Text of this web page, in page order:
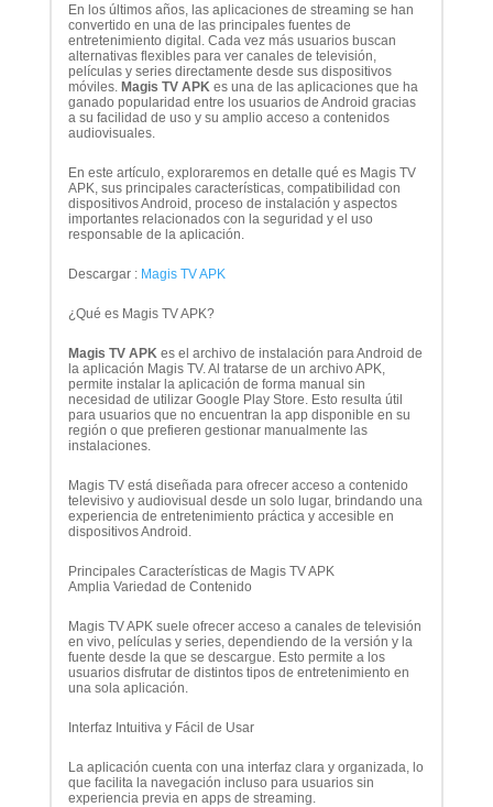
En los últimos años, las aplicaciones de streaming se han
convertido en una de las principales fuentes de
entretenimiento digital. Cada vez más usuarios buscan
alternativas flexibles para ver canales de televisión,
películas y series directamente desde sus dispositivos
móviles. Magis TV APK es una de las aplicaciones que ha
ganado popularidad entre los usuarios de Android gracias
a su facilidad de uso y su amplio acceso a contenidos
audiovisuales.
En este artículo, exploraremos en detalle qué es Magis TV
APK, sus principales características, compatibilidad con
dispositivos Android, proceso de instalación y aspectos
importantes relacionados con la seguridad y el uso
responsable de la aplicación.
Descargar : Magis TV APK
¿Qué es Magis TV APK?
Magis TV APK es el archivo de instalación para Android de
la aplicación Magis TV. Al tratarse de un archivo APK,
permite instalar la aplicación de forma manual sin
necesidad de utilizar Google Play Store. Esto resulta útil
para usuarios que no encuentran la app disponible en su
región o que prefieren gestionar manualmente las
instalaciones.
Magis TV está diseñada para ofrecer acceso a contenido
televisivo y audiovisual desde un solo lugar, brindando una
experiencia de entretenimiento práctica y accesible en
dispositivos Android.
Principales Características de Magis TV APK
Amplia Variedad de Contenido
Magis TV APK suele ofrecer acceso a canales de televisión
en vivo, películas y series, dependiendo de la versión y la
fuente desde la que se descargue. Esto permite a los
usuarios disfrutar de distintos tipos de entretenimiento en
una sola aplicación.
Interfaz Intuitiva y Fácil de Usar
La aplicación cuenta con una interfaz clara y organizada, lo
que facilita la navegación incluso para usuarios sin
experiencia previa en apps de streaming.